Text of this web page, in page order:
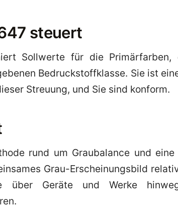
steuert
Sollwerte für die Primärfarben,
Bedruckstoffklasse. Sie ist
Streuung, und Sie sind konform.
rund um Graubalance und
Grau-Erscheinungsbild
über Geräte und Werke